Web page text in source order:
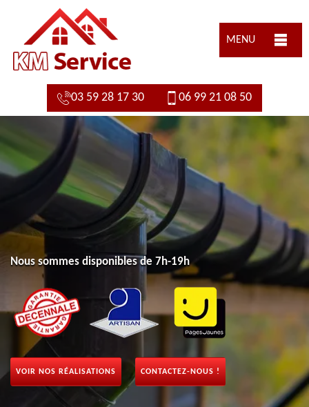
MENU
03 59 28 17 30 06 99 21 08 50
Nous sommes disponibles de 7h-19h
VOIR NOS RÉALISATIONS CONTACTEZ-NOUS !